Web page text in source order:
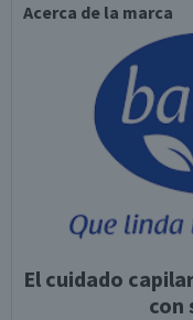
Acerca de la marca
El cuidado
con